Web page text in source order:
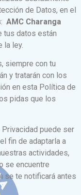
de Datos, en el
AMC Charanga
tus datos están
la ley.
siempre con tu
y tratarán con los
en esta Política de
pidas que los
puede ser
fin de adaptarla a
actividades,
se encuentre
se te notificará antes